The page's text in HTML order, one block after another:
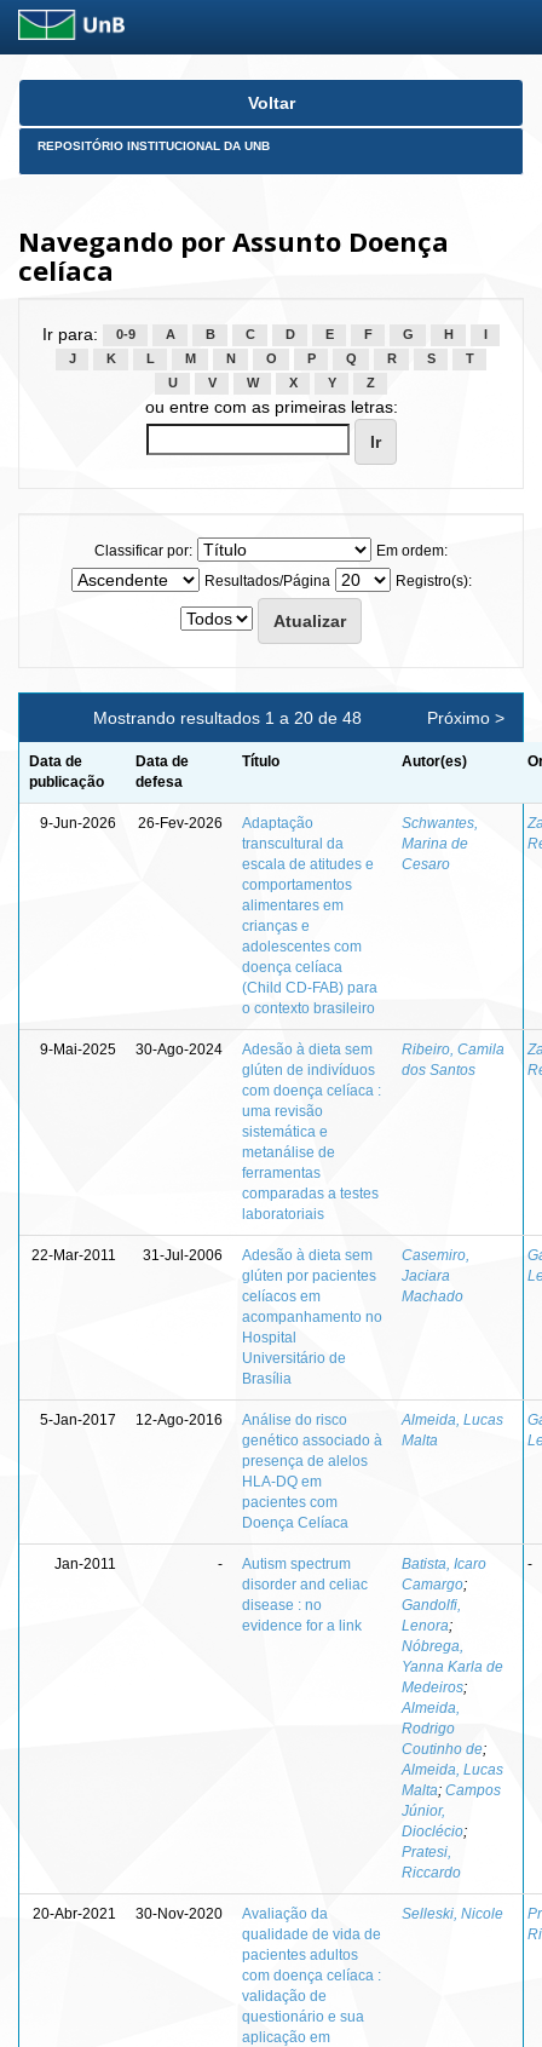
Skip
Voltar
REPOSITÓRIO INSTITUCIONAL DA UNB
Navegando por Assunto Doença
celíaca
Ir para: 0-9 A B C D E F G H
J
K L M N O P Q R S
T
U
V W X Y Z
ou entre com as primeiras letras:
Classificar por:
Em ordem:
Resultados/Página
Registro(s):
Mostrando resultados 1 a 20 de 48 Próximo >
Data de
publicação
Data de
defesa
Título Autor(es)
9-Jun-2026 26-Fev-2026
Adaptação
transcultural da
escala de atitudes e
comportamentos
alimentares em
crianças e
adolescentes com
doença celíaca
(Child CD-FAB) para
o contexto brasileiro
Schwantes,
Marina de
Cesaro
9-Mai-2025 30-Ago-2024
Adesão à dieta sem
glúten de indivíduos
com doença celíaca :
uma revisão
sistemática e
metanálise de
ferramentas
comparadas a testes
laboratoriais
Ribeiro, Camila
dos Santos
22-Mar-2011 31-Jul-2006
Adesão à dieta sem
glúten por pacientes
celíacos em
acompanhamento no
Hospital
Universitário de
Brasília
Casemiro,
Jaciara
Machado
5-Jan-2017 12-Ago-2016
Análise do risco
genético associado à
presença de alelos
HLA-DQ em
pacientes com
Doença Celíaca
Almeida, Lucas
Malta
Jan-2011 -
Autism spectrum
disorder and celiac
disease : no
evidence for a link
Batista, Icaro
Camargo;
Gandolfi,
Lenora;
Nóbrega,
Yanna Karla de
Medeiros;
Almeida,
Rodrigo
Coutinho de;
Almeida, Lucas
Malta; Campos
Júnior,
Dioclécio;
Pratesi,
Riccardo
-
20-Abr-2021 30-Nov-2020
Avaliação da
qualidade de vida de
pacientes adultos
com doença celíaca :
validação de
questionário e sua
aplicação em
Selleski, Nicole